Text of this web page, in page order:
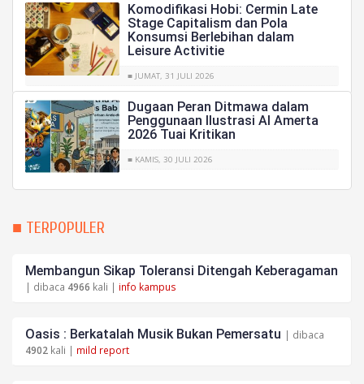
Komodifikasi Hobi: Cermin Late
Stage Capitalism dan Pola
Konsumsi Berlebihan dalam
Leisure Activitie
■ JUMAT, 31 JULI 2026
Dugaan Peran Ditmawa dalam
Penggunaan Ilustrasi AI Amerta
2026 Tuai Kritikan
■ KAMIS, 30 JULI 2026
■ TERPOPULER
Membangun Sikap Toleransi Ditengah Keberagaman
| dibaca 4966 kali | info kampus
Oasis : Berkatalah Musik Bukan Pemersatu | dibaca
4902 kali | mild report